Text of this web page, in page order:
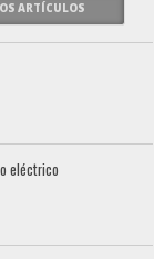
ARTÍCULOS
eléctrico